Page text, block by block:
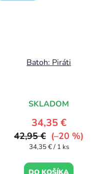
Batoh: Piráti
SKLADOM
34,35 €
42,95 € (–20 %)
Jednotková
34,35 € / 1 ks
DO KOŠÍKA